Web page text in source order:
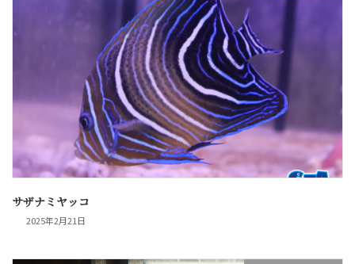
サザナミヤッコ
2025年2月21日